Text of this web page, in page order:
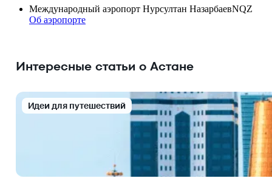
Международный аэропорт Нурсултан НазарбаевNQZ
Об аэропорте
Интересные статьи о Астане
Идеи для путешествий